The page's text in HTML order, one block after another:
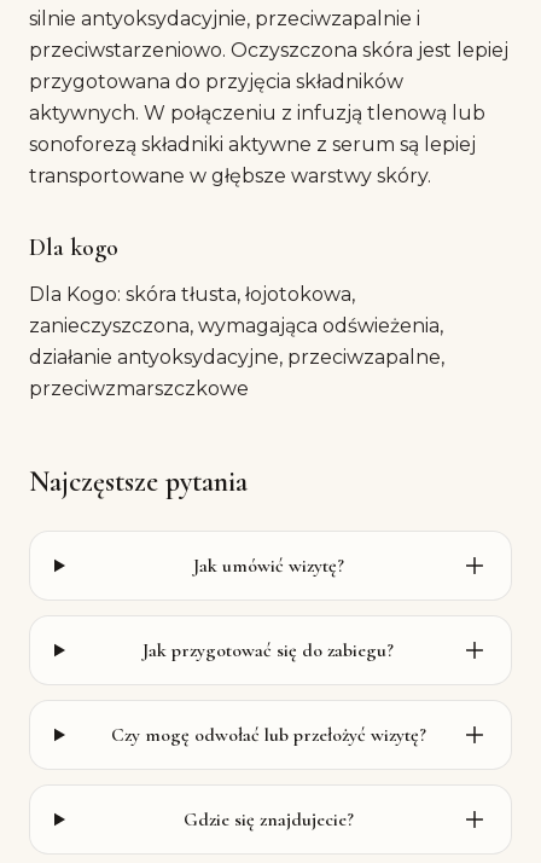
silnie antyoksydacyjnie, przeciwzapalnie i
przeciwstarzeniowo. Oczyszczona skóra jest lepiej
przygotowana do przyjęcia składników
aktywnych. W połączeniu z infuzją tlenową lub
sonoforezą składniki aktywne z serum są lepiej
transportowane w głębsze warstwy skóry.
Dla kogo
Dla Kogo: skóra tłusta, łojotokowa,
zanieczyszczona, wymagająca odświeżenia,
działanie antyoksydacyjne, przeciwzapalne,
przeciwzmarszczkowe
Najczęstsze pytania
Jak umówić wizytę?
Jak przygotować się do zabiegu?
Czy mogę odwołać lub przełożyć wizytę?
Gdzie się znajdujecie?